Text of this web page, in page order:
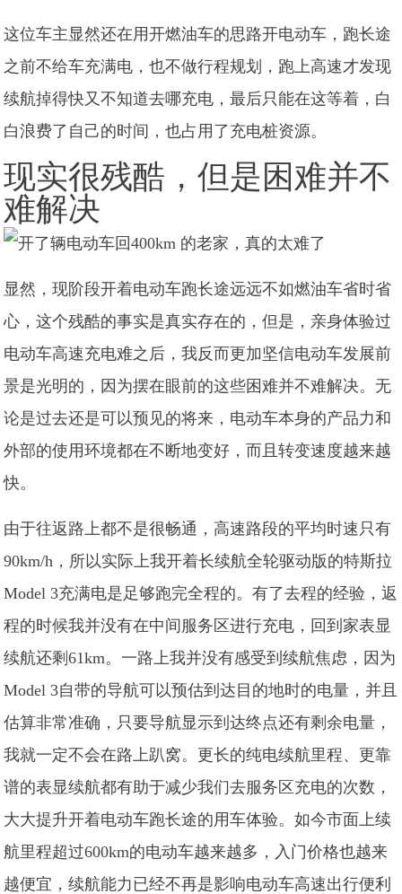
这位车主显然还在用开燃油车的思路开电动车，跑长途
之前不给车充满电，也不做行程规划，跑上高速才发现
续航掉得快又不知道去哪充电，最后只能在这等着，白
白浪费了自己的时间，也占用了充电桩资源。
现实很残酷，但是困难并不
难解决
显然，现阶段开着电动车跑长途远远不如燃油车省时省
心，这个残酷的事实是真实存在的，但是，亲身体验过
电动车高速充电难之后，我反而更加坚信电动车发展前
景是光明的，因为摆在眼前的这些困难并不难解决。无
论是过去还是可以预见的将来，电动车本身的产品力和
外部的使用环境都在不断地变好，而且转变速度越来越
快。
由于往返路上都不是很畅通，高速路段的平均时速只有
90km/h，所以实际上我开着长续航全轮驱动版的特斯拉
Model 3充满电是足够跑完全程的。有了去程的经验，返
程的时候我并没有在中间服务区进行充电，回到家表显
续航还剩61km。一路上我并没有感受到续航焦虑，因为
Model 3自带的导航可以预估到达目的地时的电量，并且
估算非常准确，只要导航显示到达终点还有剩余电量，
我就一定不会在路上趴窝。更长的纯电续航里程、更靠
谱的表显续航都有助于减少我们去服务区充电的次数，
大大提升开着电动车跑长途的用车体验。如今市面上续
航里程超过600km的电动车越来越多，入门价格也越来
越便宜，续航能力已经不再是影响电动车高速出行便利